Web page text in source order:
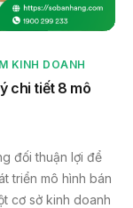
KINH DOANH
chi tiết 8 mô
đối thuận lợi để
triển mô hình bán
cơ sở kinh doanh